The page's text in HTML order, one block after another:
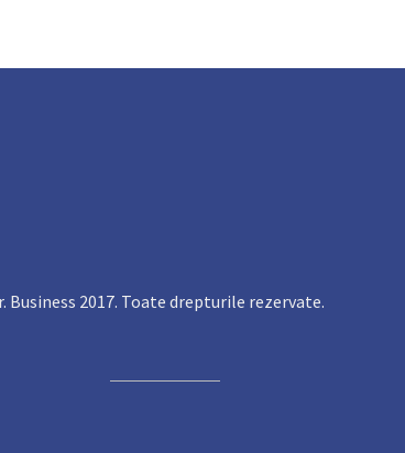
Business 2017. Toate drepturile rezervate.